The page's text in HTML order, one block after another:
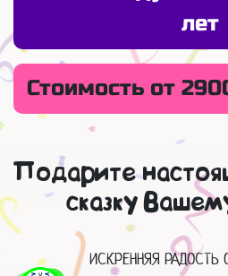
лет
Стоимость от
Подарите
сказку
ИСКРЕННЯЯ РАДОСТЬ